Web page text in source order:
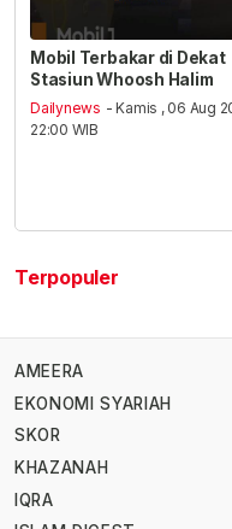
Mobil Terbakar di Dekat
Stasiun Whoosh Halim
Dailynews - Kamis , 06 Aug
22:00 WIB
Terpopuler
AMEERA
EKONOMI SYARIAH
SKOR
KHAZANAH
IQRA